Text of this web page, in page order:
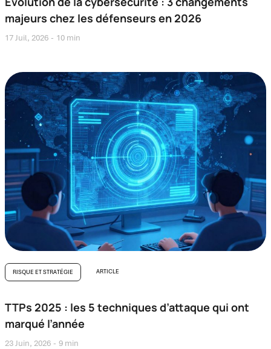
majeurs chez les défenseurs en 2026
17 Juil, 2026 10 min
RISQUE ET STRATÉGIE ARTICLE
TTPs 2025 : les 5 techniques d’attaque qui ont
marqué l’année
23 Juin, 2026 9 min